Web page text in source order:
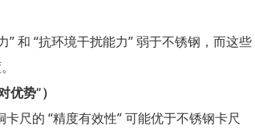
和 “抗环境干扰能力” 弱于不锈钢，而这些
势”）
尺的 “精度有效性” 可能优于不锈钢卡尺